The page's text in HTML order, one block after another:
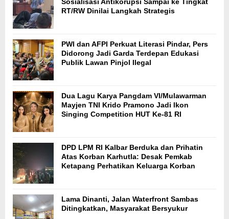
RT/RW Dinilai Langkah Strategis
PWI dan AFPI Perkuat Literasi Pindar, Pers
Didorong Jadi Garda Terdepan Edukasi
Publik Lawan Pinjol Ilegal
Dua Lagu Karya Pangdam VI/Mulawarman
Mayjen TNI Krido Pramono Jadi Ikon
Singing Competition HUT Ke-81 RI
DPD LPM RI Kalbar Berduka dan Prihatin
Atas Korban Karhutla: Desak Pemkab
Ketapang Perhatikan Keluarga Korban
Lama Dinanti, Jalan Waterfront Sambas
Ditingkatkan, Masyarakat Bersyukur